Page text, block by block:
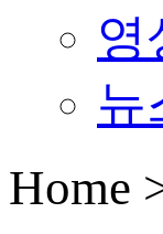
영
뉴
Home